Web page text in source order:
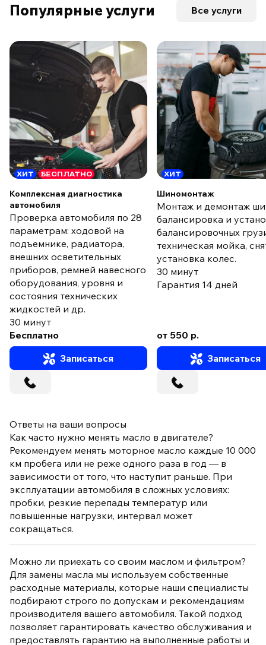
Популярные услуги Все услуги
ХИТ БЕСПЛАТНО
Комплексная диагностика
автомобиля
Проверка автомобиля по 28
параметрам: ходовой на
подъемнике, радиатора,
внешних осветительных
приборов, ремней навесного
оборудования, уровня и
состояния технических
жидкостей и др.
30 минут
Бесплатно
Записаться
ХИТ
Шиномонтаж
Монтаж и демонтаж
балансировка и
балансировочных
техническая мойка,
установка колес.
30 минут
Гарантия 14 дней
от 550 р.
Записаться
Ответы на ваши вопросы
Как часто нужно менять масло в двигателе?
Рекомендуем менять моторное масло каждые 10 000
км пробега или не реже одного раза в год — в
зависимости от того, что наступит раньше. При
эксплуатации автомобиля в сложных условиях:
пробки, резкие перепады температур или
повышенные нагрузки, интервал может
сокращаться.
Можно ли приехать со своим маслом и фильтром?
Для замены масла мы используем собственные
расходные материалы, которые наши специалисты
подбирают строго по допускам и рекомендациям
производителя вашего автомобиля. Такой подход
позволяет гарантировать качество обслуживания и
предоставлять гарантию на выполненные работы и